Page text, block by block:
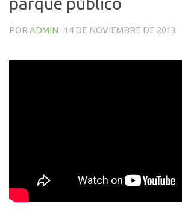
POR ADMIN · 14 DE NOVIEMBRE DE 2013